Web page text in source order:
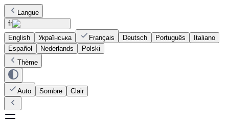
Langue
fr
English
Українська Français Deutsch Português
Italiano
Español
Nederlands
Polski
Thème
Auto Sombre Clair